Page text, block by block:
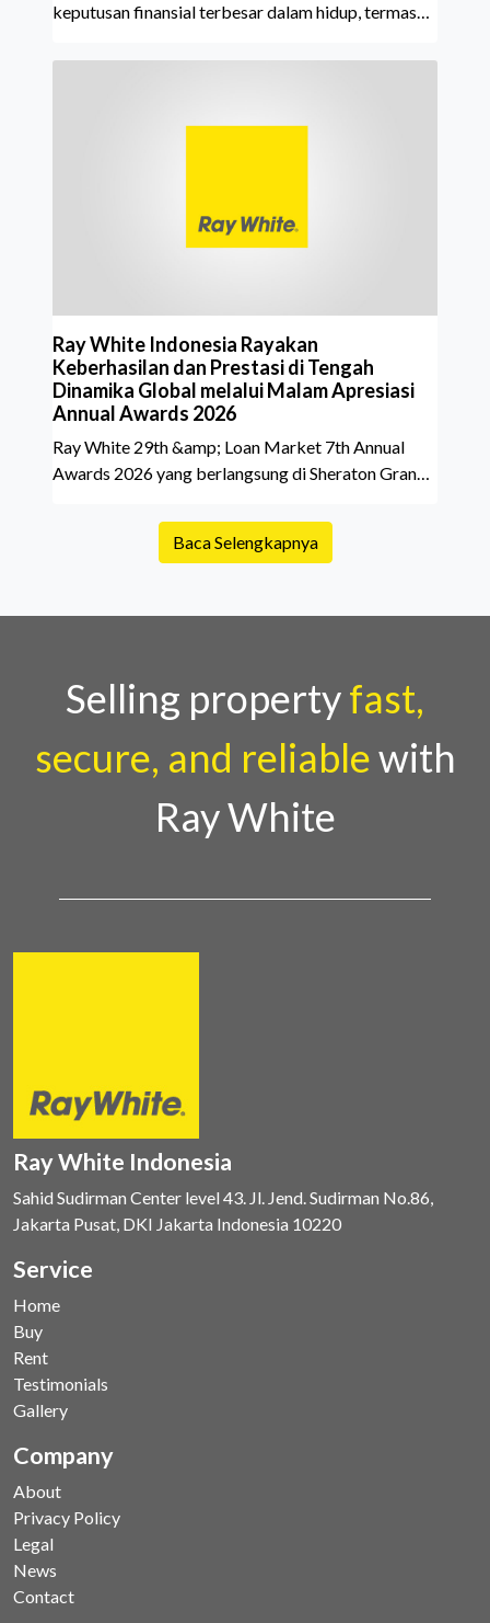
keputusan finansial terbesar dalam hidup, termasuk
aktif merencanakan kepemilikan hunian maupun
kepemilikan hingga riwaya
Ray White Indonesia Rayakan
Keberhasilan dan Prestasi di Tengah
Dinamika Global melalui Malam Apresiasi
Annual Awards 2026
Ray White 29th &amp; Loan Market 7th Annual
Awards 2026 yang berlangsung di Sheraton Grand
menjadi momen istimewa bagi para pelaku industri
properti dan keuangan. Lebih dari 400 marketing
Country Director Ray White Indon
Baca Selengkapnya
Selling propertyfast,
secure, and reliablewith
Ray White
Ray White Indonesia
Sahid Sudirman Center level 43. Jl. Jend. Sudirman No.86,
Jakarta Pusat, DKI Jakarta Indonesia 10220
Service
Home
Buy
Rent
Testimonials
Gallery
Company
About
Privacy Policy
Legal
News
Contact